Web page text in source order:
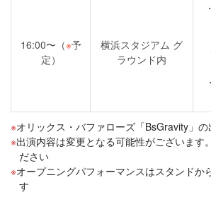
16:00〜（※予
定）
横浜スタジアム グ
ラウンド内
オリックス・バファローズ「BsGravity」
出演内容は変更となる可能性がございます
ださい
オープニングパフォーマンスはスタンドか
す